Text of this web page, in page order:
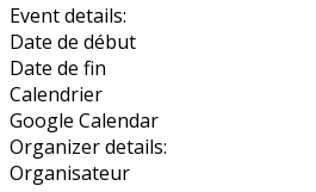
Event details:
Date de début
Date de fin
Calendrier
Google Calendar
Organizer details:
Organisateur